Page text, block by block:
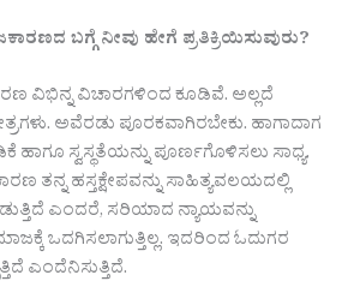
ಬಗ್ಗೆ ನೀವು ಹೇಗೆ ಪ್ರತಿಕ್ರಿಯಿಸುವುರು?
ವಿಭಿನ್ನ ವಿಚಾರಗಳಿಂದ ಕೂಡಿವೆ. ಅಲ್ಲದೆ
ಅವೆರಡು ಪೂರಕವಾಗಿರಬೇಕು. ಹಾಗಾದಾಗ
ಹಾಗೂ ಸ್ವಸ್ಥತೆಯನ್ನು ಪೂರ್ಣಗೊಳಿಸಲು ಸಾಧ್ಯ.
ತನ್ನ ಹಸ್ತಕ್ಷೇಪವನ್ನು ಸಾಹಿತ್ಯವಲಯದಲ್ಲಿ
ಎಂದರೆ, ಸರಿಯಾದ ನ್ಯಾಯವನ್ನು
ಒದಗಿಸಲಾಗುತ್ತಿಲ್ಲ. ಇದರಿಂದ ಓದುಗರ
ಎಂದೆನಿಸುತ್ತಿದೆ.